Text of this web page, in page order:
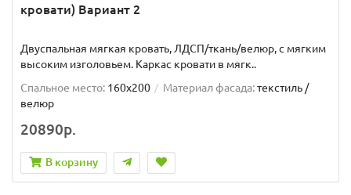
кровати) Вариант 2
Двуспальная мягкая кровать, ЛДСП/ткань/велюр, с мягким
высоким изголовьем. Каркас кровати в мягк..
Спальное место: 160x200 Материал фасада:текстиль /
велюр
20890р.
В корзину